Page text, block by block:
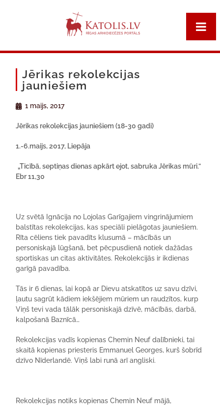
Jērikas rekolekcijas
jauniešiem
1 maijs, 2017
Jērikas rekolekcijas jauniešiem (18-30 gadi)
1.-6.maijs, 2017, Liepāja
„Ticībā, septiņas dienas apkārt ejot, sabruka Jērikas mūri.”
Ebr 11,30
Uz svētā Ignācija no Lojolas Garīgajiem vingrinājumiem
balstītas rekolekcijas, kas speciāli pielāgotas jauniešiem.
Rīta cēliens tiek pavadīts klusumā – mācībās un
personiskajā lūgšanā, bet pēcpusdienā notiek dažādas
sportiskas un citas aktivitātes. Rekolekcijās ir ikdienas
garīgā pavadība.
Tās ir 6 dienas, lai kopā ar Dievu atskatītos uz savu dzīvi,
ļautu sagrūt kādiem iekšējiem mūriem un raudzītos, kurp
Viņš tevi vada tālāk personiskajā dzīvē, mācībās, darbā,
kalpošanā Baznīcā…
Rekolekcijas vadīs kopienas Chemin Neuf dalībnieki, tai
skaitā kopienas priesteris Emmanuel Georges, kurš šobrīd
dzīvo Nīderlandē. Viņš labi runā arī angliski.
Rekolekcijas notiks kopienas Chemin Neuf mājā,